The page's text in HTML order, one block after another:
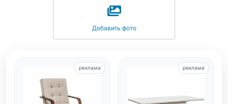
Добавить фото
реклама реклама